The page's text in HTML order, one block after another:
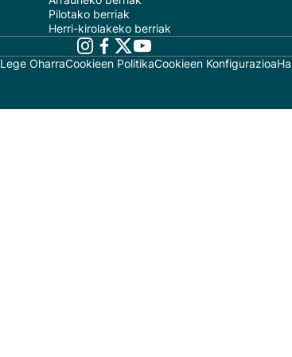
Pilotako berriak
Herri-kirolakeko berriak
Lege OharraCookieen PolitikaCookieen Konfigurazioa